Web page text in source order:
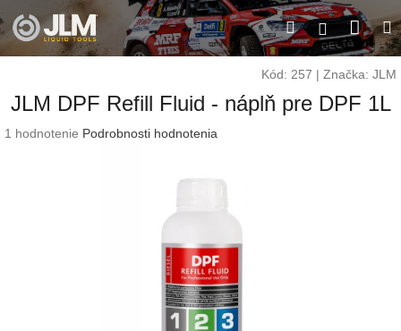
na
obsah
Hľadať
Kód: 257 | Značka: JLM
JLM DPF Refill Fluid - náplň pre DPF 1L
Priemerné
1 hodnotenie Podrobnosti hodnotenia